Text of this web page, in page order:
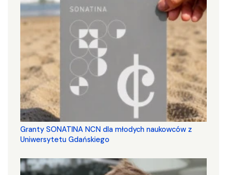
Granty SONATINA NCN dla młodych naukowców z
Uniwersytetu Gdańskiego